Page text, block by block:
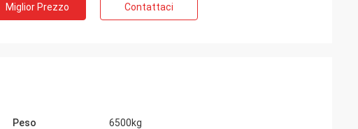
Miglior Prezzo Contattaci
Peso 6500kg